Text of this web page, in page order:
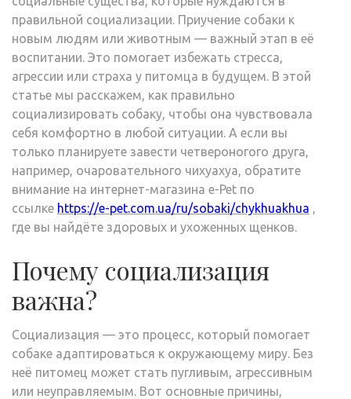
правильной социализации. Приучение собаки к
новым людям или животным — важный этап в её
воспитании. Это помогает избежать стресса,
агрессии или страха у питомца в будущем. В этой
статье мы расскажем, как правильно
социализировать собаку, чтобы она чувствовала
себя комфортно в любой ситуации. А если вы
только планируете завести четвероногого друга,
например, очаровательного чихуахуа, обратите
внимание на интернет-магазина e-Pet по
ссылке https://e-pet.com.ua/ru/sobaki/chykhuakhua ,
где вы найдёте здоровых и ухоженных щенков.
Почему социализация
важна?
Социализация — это процесс, который помогает
собаке адаптироваться к окружающему миру. Без
неё питомец может стать пугливым, агрессивным
или неуправляемым. Вот основные причины,